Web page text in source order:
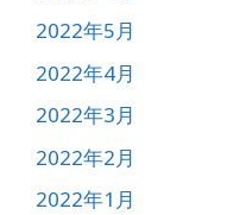
2022年5月
2022年4月
2022年3月
2022年2月
2022年1月